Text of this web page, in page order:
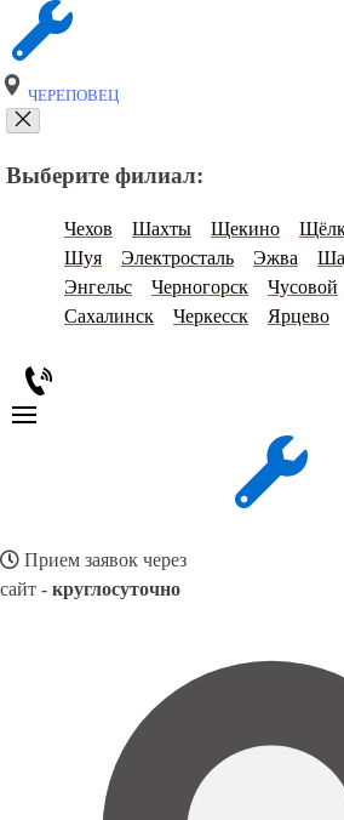
ЧЕРЕПОВЕЦ
Выберите филиал:
Чехов Шахты Щекино
Шуя
Электросталь Эжва
Энгельс
Черногорск Чусовой
Сахалинск
Черкесск Ярцево
Прием заявок через
сайт - круглосуточно